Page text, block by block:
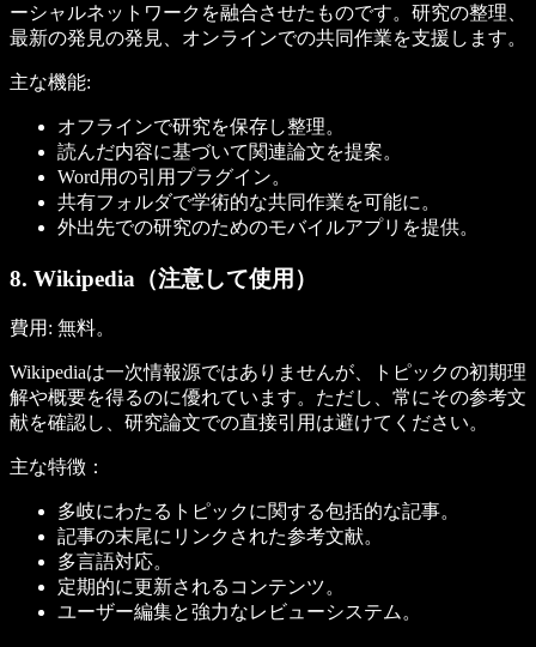
ーシャルネットワークを融合させたものです。研究の整理、
最新の発見の発見、オンラインでの共同作業を支援します。
主な機能:
オフラインで研究を保存し整理。
読んだ内容に基づいて関連論文を提案。
Word用の引用プラグイン。
共有フォルダで学術的な共同作業を可能に。
外出先での研究のためのモバイルアプリを提供。
8. Wikipedia（注意して使用）
費用: 無料。
Wikipediaは一次情報源ではありませんが、トピックの初期理
解や概要を得るのに優れています。ただし、常にその参考文
献を確認し、研究論文での直接引用は避けてください。
主な特徴：
多岐にわたるトピックに関する包括的な記事。
記事の末尾にリンクされた参考文献。
多言語対応。
定期的に更新されるコンテンツ。
ユーザー編集と強力なレビューシステム。